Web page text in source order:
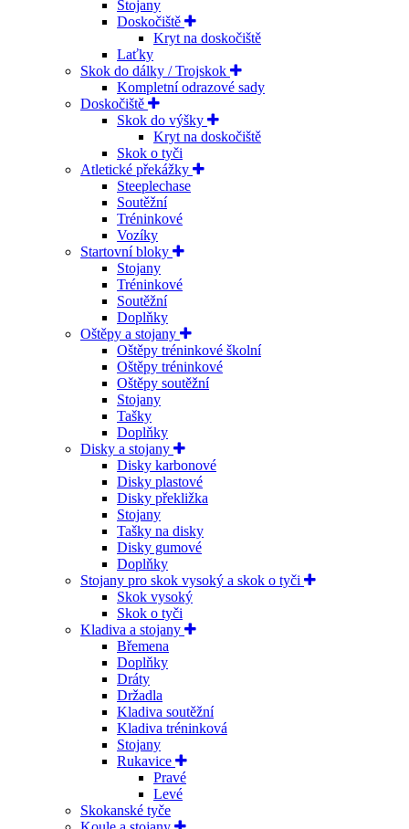
Stojany
Doskočiště
Kryt na doskočiště
Laťky
Skok do dálky / Trojskok
Kompletní odrazové sady
Doskočiště
Skok do výšky
Kryt na doskočiště
Skok o tyči
Atletické překážky
Steeplechase
Soutěžní
Tréninkové
Vozíky
Startovní bloky
Stojany
Tréninkové
Soutěžní
Doplňky
Oštěpy a stojany
Oštěpy tréninkové školní
Oštěpy tréninkové
Oštěpy soutěžní
Stojany
Tašky
Doplňky
Disky a stojany
Disky karbonové
Disky plastové
Disky překližka
Stojany
Tašky na disky
Disky gumové
Doplňky
Stojany pro skok vysoký a skok o tyči
Skok vysoký
Skok o tyči
Kladiva a stojany
Břemena
Doplňky
Dráty
Držadla
Kladiva soutěžní
Kladiva tréninková
Stojany
Rukavice
Pravé
Levé
Skokanské tyče